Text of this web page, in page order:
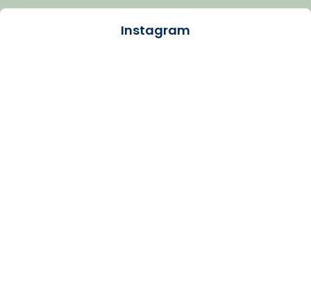
Arquebisbat de Barcelona
Instagram